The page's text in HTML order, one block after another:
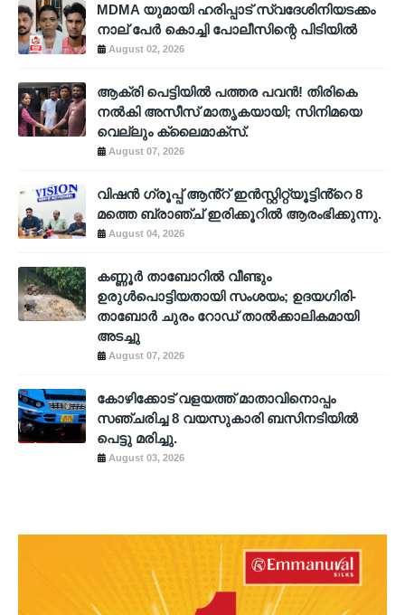
MDMA യുമായി ഹരിപ്പാട് സ്വദേശിനിയടക്കം
നാല് പേർ കൊച്ചി പോലീസിന്റെ പിടിയിൽ
August 02, 2026
ആക്രി പെട്ടിയിൽ പത്തര പവൻ! തിരികെ
നൽകി അസീസ് മാതൃകയായി; സിനിമയെ
വെല്ലും ക്ലൈമാക്സ്.
August 07, 2026
വിഷൻ ഗ്രൂപ്പ് ആൻ്റ് ഇൻസ്റ്റിറ്റ്യൂട്ടിൻ്റെ 8
മത്തെ ബ്രാഞ്ച് ഇരിക്കൂറിൽ ആരംഭിക്കുന്നു.
August 04, 2026
കണ്ണൂർ താബോറിൽ വീണ്ടും
ഉരുൾപൊട്ടിയതായി സംശയം; ഉദയഗിരി-
താബോർ ചുരം റോഡ് താൽക്കാലികമായി
അടച്ചു
August 07, 2026
കോഴിക്കോട് വളയത്ത് മാതാവിനൊപ്പം
സഞ്ചരിച്ച 8 വയസുകാരി ബസിനടിയിൽ
പെട്ടു മരിച്ചു.
August 03, 2026